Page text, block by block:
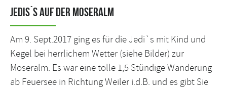
Jedis`s auf der Moseralm
Am 9. Sept.2017 ging es für die Jedi`s mit Kind und
Kegel bei herrlichem Wetter (siehe Bilder) zur
Moseralm. Es war eine tolle 1,5 Stündige Wanderung
ab Feuersee in Richtung Weiler i.d.B. und es gibt Sie